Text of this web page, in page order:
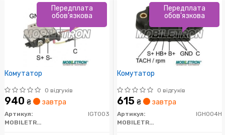
Комутатор
0 відгуків
940 ₴ завтра
Артикул:
IGT003
MOBILETRON
Передплата
обов'язкова
Комутатор
0 відгуків
615 ₴ завтра
Артикул:
IGH004H
MOBILETRON
Передплата
обов'язкова